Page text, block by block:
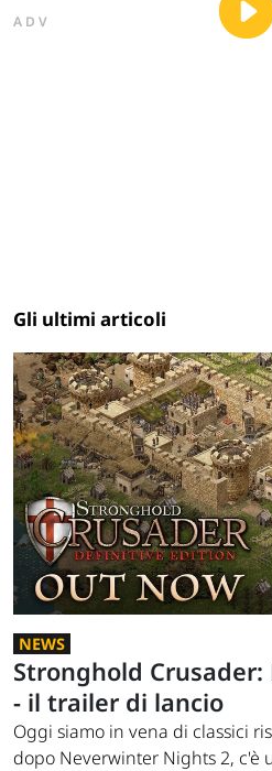
ADV
Gli ultimi articoli
NEWS
Stronghold
- il trailer di lancio
Oggi siamo in vena di classici
dopo Neverwinter Nights 2, c'è